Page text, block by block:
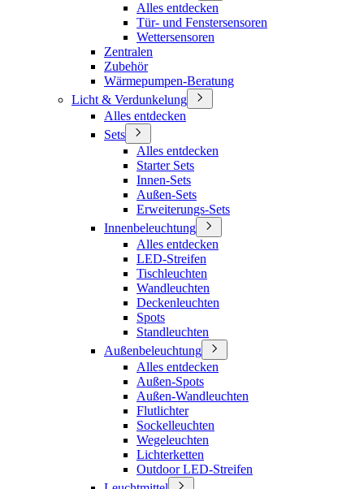
Alles entdecken
Tür- und Fenstersensoren
Wettersensoren
Zentralen
Zubehör
Wärmepumpen-Beratung
Licht & Verdunkelung
Alles entdecken
Sets
Alles entdecken
Starter Sets
Innen-Sets
Außen-Sets
Erweiterungs-Sets
Innenbeleuchtung
Alles entdecken
LED-Streifen
Tischleuchten
Wandleuchten
Deckenleuchten
Spots
Standleuchten
Außenbeleuchtung
Alles entdecken
Außen-Spots
Außen-Wandleuchten
Flutlichter
Sockelleuchten
Wegeleuchten
Lichterketten
Outdoor LED-Streifen